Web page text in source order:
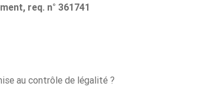
req. n° 361741
au contrôle de légalité ?